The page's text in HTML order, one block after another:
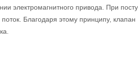
электромагнитного привода. При
Благодаря этому принципу, клапан